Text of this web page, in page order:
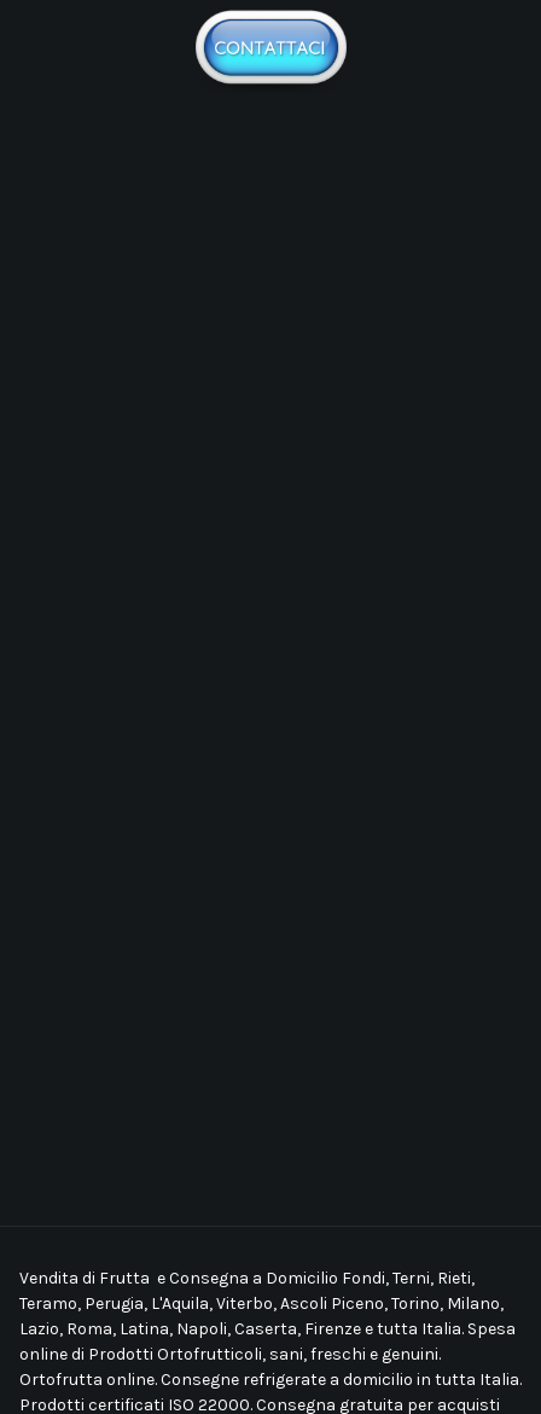
Vendita di Frutta e Consegna a Domicilio Fondi, Terni, Rieti,
Teramo, Perugia, L'Aquila, Viterbo, Ascoli Piceno, Torino, Milano,
Lazio, Roma, Latina, Napoli, Caserta, Firenze e tutta Italia. Spesa
online di Prodotti Ortofrutticoli, sani, freschi e genuini.
Ortofrutta online. Consegne refrigerate a domicilio in tutta Italia.
Prodotti certificati ISO 22000. Consegna gratuita per acquisti